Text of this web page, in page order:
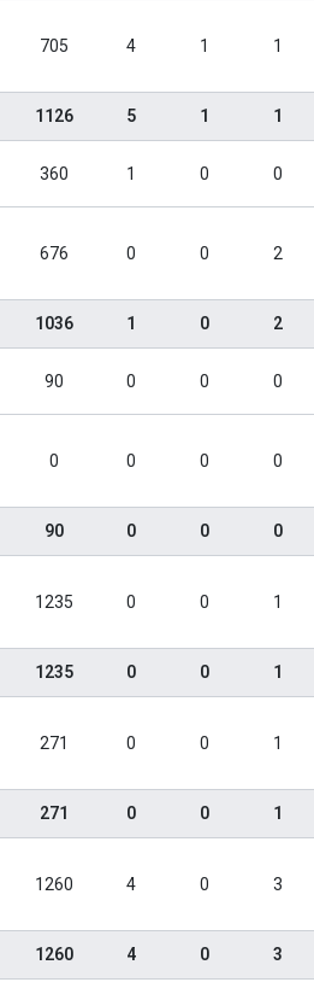
705 4 1 1
1126 5 1 1
360 1 0 0
676 0 0 2
1036 1 0 2
90 0 0 0
0 0 0 0
90 0 0 0
1235 0 0 1
1235 0 0 1
271 0 0 1
271 0 0 1
1260 4 0 3
1260 4 0 3